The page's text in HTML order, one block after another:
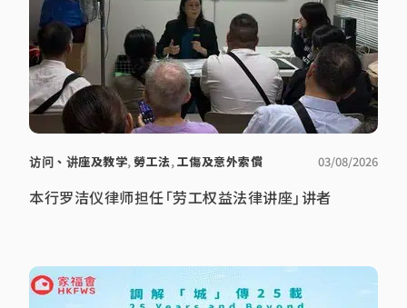
访问、讲座及教学, 勞工法,工傷及意外索償 03/08/2026
本行罗洁仪律师担任「劳工权益法律讲座」讲者